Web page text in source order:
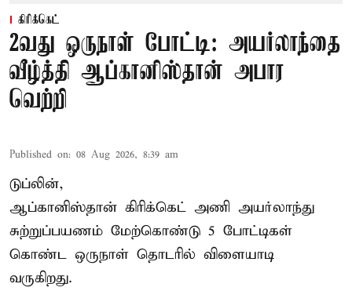
கிரிக்கெட்
2வது ஒருநாள் போட்டி: அயர்லாந்தை
வீழ்த்தி ஆப்கானிஸ்தான் அபார
வெற்றி
Published on: 08 Aug 2026, 8:39 am
டுப்லின்,
ஆப்கானிஸ்தான் கிரிக்கெட் அணி அயர்லாந்து
சுற்றுப்பயணம் மேற்கொண்டு 5 போட்டிகள்
கொண்ட ஒருநாள் தொடரில் விளையாடி
வருகிறது.